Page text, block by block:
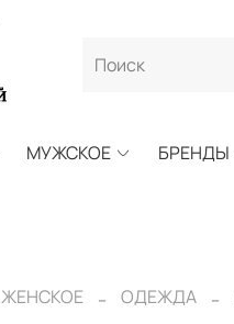
МУЖСКОЕ БРЕНДЫ
ЖЕНСКОЕ ОДЕЖДА